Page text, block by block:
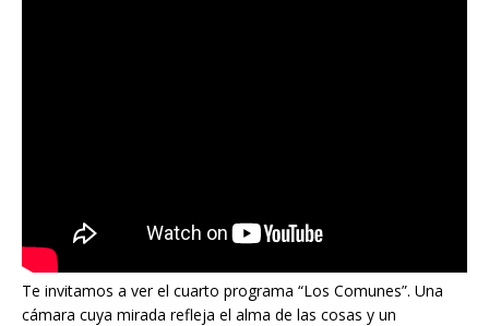
Te invitamos a ver el cuarto programa “Los Comunes”. Una
cámara cuya mirada refleja el alma de las cosas y un